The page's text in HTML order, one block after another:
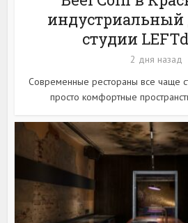
индустриальный
студии
2 дня назад
Современные рестораны все чаще
просто комфортные